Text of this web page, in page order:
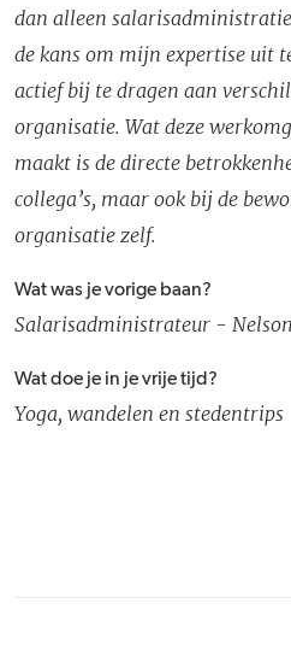
dan alleen
de kans om mijn expertise uit
actief bij te dragen aan
organisatie. Wat deze
maakt is de directe
collega’s, maar ook bij de
organisatie zelf.
Wat was je vorige baan?
Salarisadministrateur -
Wat doe je in je vrije tijd?
Yoga, wandelen en stedentrips